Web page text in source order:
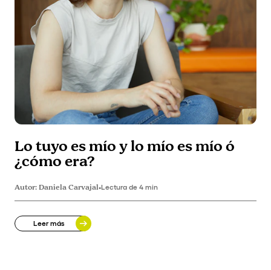
Lo tuyo es mío y lo mío es mío ó
¿cómo era?
Autor:Daniela Carvajal•Lectura de 4 min
Leer más